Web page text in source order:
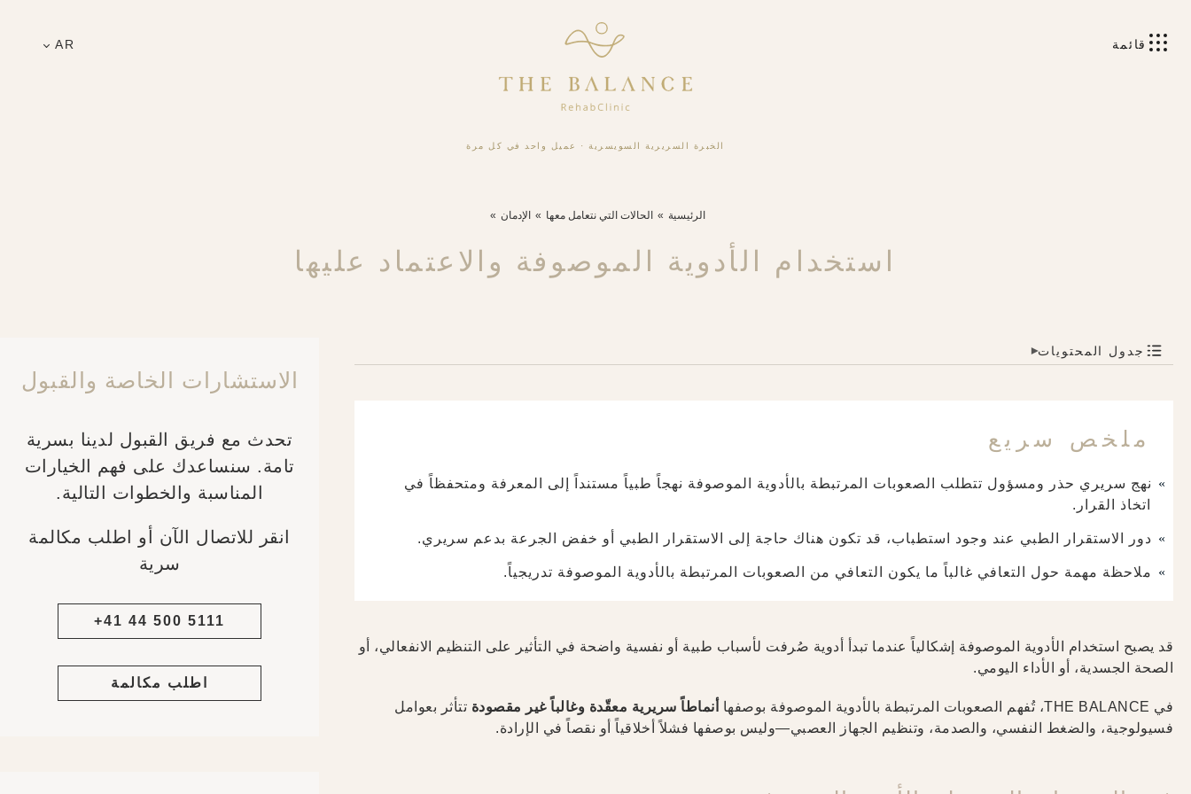
AR قائمة
الخبرة السريرية السويسرية · عميل واحد في كل مرة
الرئيسية الحالات التي نتعامل معها الإدمان
استخدام الأدوية الموصوفة والاعتماد عليها
جدول المحتويات▾
ملخص سريع
نهج سريري حذر ومسؤول تتطلب الصعوبات المرتبطة بالأدوية الموصوفة نهجاً طبياً مستنداً إلى المعرفة ومتحفظاً في
اتخاذ القرار.
دور الاستقرار الطبي عند وجود استطباب، قد تكون هناك حاجة إلى الاستقرار الطبي أو خفض الجرعة بدعم سريري.
ملاحظة مهمة حول التعافي غالباً ما يكون التعافي من الصعوبات المرتبطة بالأدوية الموصوفة تدريجياً.
قد يصبح استخدام الأدوية الموصوفة إشكالياً عندما تبدأ أدوية صُرفت لأسباب طبية أو نفسية واضحة في التأثير على التنظيم الانفعالي، أو
الصحة الجسدية، أو الأداء اليومي.
في THE BALANCE، تُفهم الصعوبات المرتبطة بالأدوية الموصوفة بوصفها أنماطاً سريرية معقّدة وغالباً غير مقصودة تتأثر بعوامل
فسيولوجية، والضغط النفسي، والصدمة، وتنظيم الجهاز العصبي—وليس بوصفها فشلاً أخلاقياً أو نقصاً في الإرادة.
الاستشارات الخاصة والقبول
تحدث مع فريق القبول لدينا بسرية
تامة. سنساعدك على فهم الخيارات
المناسبة والخطوات التالية.
انقر للاتصال الآن أو اطلب مكالمة
سرية
+41 44 500 5111
اطلب مكالمة